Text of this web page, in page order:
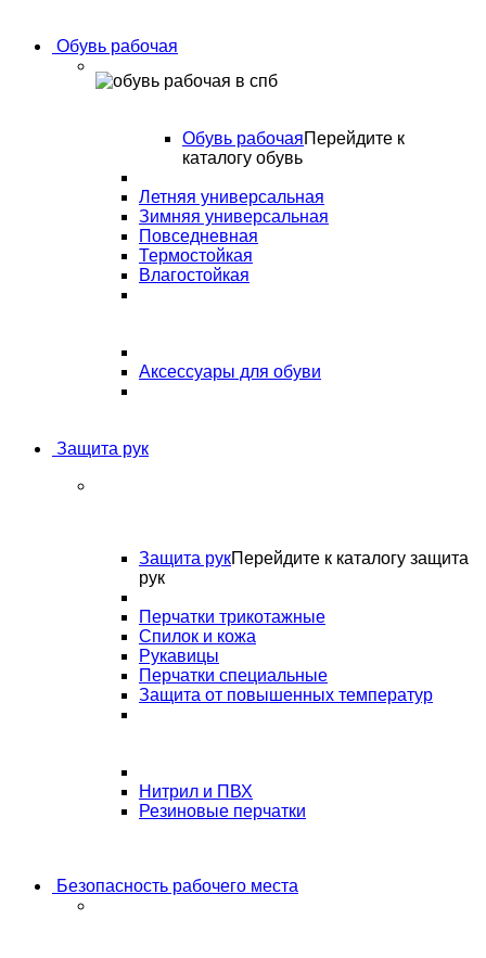
Обувь рабочая
Обувь рабочаяПерейдите к
каталогу обувь
Летняя универсальная
Зимняя универсальная
Повседневная
Термостойкая
Влагостойкая
Аксессуары для обуви
Защита рук
Защита рукПерейдите к каталогу защита
рук
Перчатки трикотажные
Спилок и кожа
Рукавицы
Перчатки специальные
Защита от повышенных температур
Нитрил и ПВХ
Резиновые перчатки
Безопасность рабочего места